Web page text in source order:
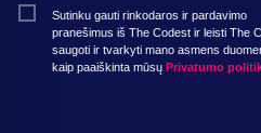
Sutinku gauti rinkodaros ir pardavimo
pranešimus iš The Codest ir leisti The
saugoti ir tvarkyti mano asmens
kaip paaiškinta mūsų Privatumo